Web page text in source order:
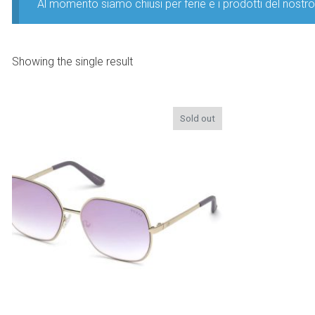
Al momento siamo chiusi per ferie e i prodotti del
Showing the single result
Sold out